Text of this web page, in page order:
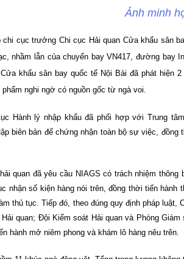
Ảnh minh
chi cục trưởng Chi cục Hải quan Cửa khẩu sân
nhầm lẫn của chuyến bay VN417, đường bay
Cửa khẩu sân bay quốc tế Nội Bài đã phát hiện
nghi ngờ có nguồn gốc từ ngà voi.
Hành lý nhập khẩu đã phối hợp với Trung
biên bản để chứng nhận toàn bộ sự việc,
quan đã yêu cầu NIAGS có trách nhiệm
nhận số kiện hàng nói trên, đồng thời tiến
thủ tục. Tiếp đó, theo đúng quy định pháp
quan; Đội Kiểm soát Hải quan và Phòng
hành mở niêm phong và khám lô hàng nêu trên.